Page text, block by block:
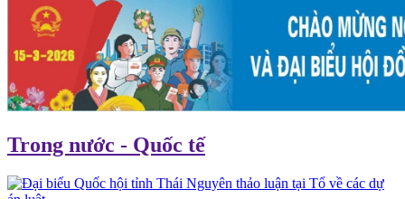
Trong nước - Quốc tế